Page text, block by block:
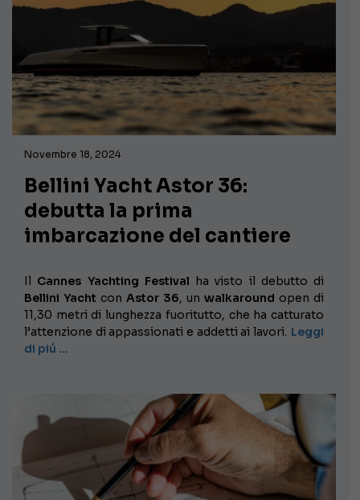
Novembre 18, 2024
Bellini Yacht Astor 36:
debutta la prima
imbarcazione del cantiere
Il Cannes Yachting Festival ha visto il debutto di
Bellini Yacht con Astor 36, un walkaround open di
11,30 metri di lunghezza fuoritutto, che ha catturato
l’attenzione di appassionati e addetti ai lavori. Leggi
di piú …